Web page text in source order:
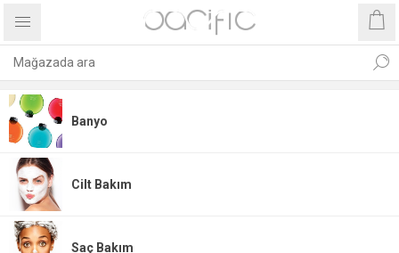
Banyo
Cilt Bakım
Saç Bakım